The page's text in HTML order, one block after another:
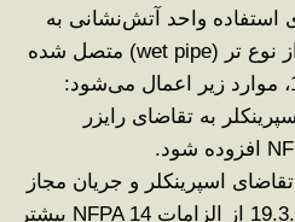
استفاده واحد آتش‌نشانی به
نوع تر (wet pipe)
متصل شده
:
به تقاضای رایزر
افزوده شود.
اسپرینکلر و جریان مجاز
بیشتر